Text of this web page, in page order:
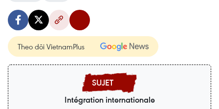
Theo dõi VietnamPlus
Intégration internationale